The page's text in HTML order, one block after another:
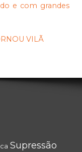
e com grandes
VILÃ
Supressão